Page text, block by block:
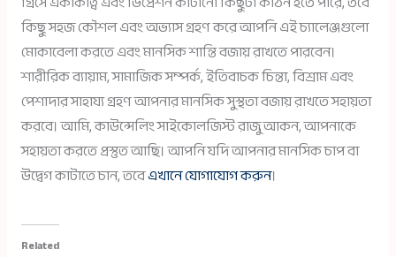
কিছু সহজ কৌশল এবং অভ্যাস গ্রহণ করে আপনি এই চ্যালেঞ্জগুলো
মোকাবেলা করতে এবং মানসিক শান্তি বজায় রাখতে পারবেন।
শারীরিক ব্যায়াম, সামাজিক সম্পর্ক, ইতিবাচক চিন্তা, বিশ্রাম এবং
পেশাদার সাহায্য গ্রহণ আপনার মানসিক সুস্থতা বজায় রাখতে সহায়তা
করবে। আমি, কাউন্সেলিং সাইকোলজিস্ট রাজু আকন, আপনাকে
সহায়তা করতে প্রস্তুত আছি। আপনি যদি আপনার মানসিক চাপ বা
উদ্বেগ কাটাতে চান, তবেএখানে যোগাযোগ করুন।
Related